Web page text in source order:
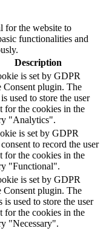
for the website to
functionalities and
Description
is set by GDPR
Consent plugin. The
used to store the user
for the cookies in the
"Analytics".
is set by GDPR
to record the user
for the cookies in the
"Functional".
is set by GDPR
Consent plugin. The
is used to store the user
for the cookies in the
"Necessary".